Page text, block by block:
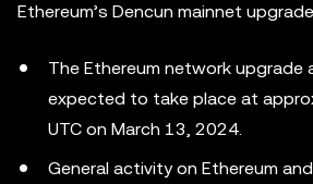
Ethereum’s Dencun mainnet
The Ethereum network upgrade
expected to take place at
UTC on March 13, 2024.
General activity on Ethereum